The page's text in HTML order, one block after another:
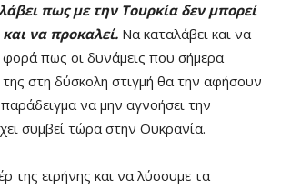
πως με την Τουρκία δεν μπορεί
να προκαλεί. Να καταλάβει και να
φορά πως οι δυνάμεις που σήμερα
στη δύσκολη στιγμή θα την αφήσουν
να μην αγνοήσει την
συμβεί τώρα στην Ουκρανία.
της ειρήνης και να λύσουμε τα